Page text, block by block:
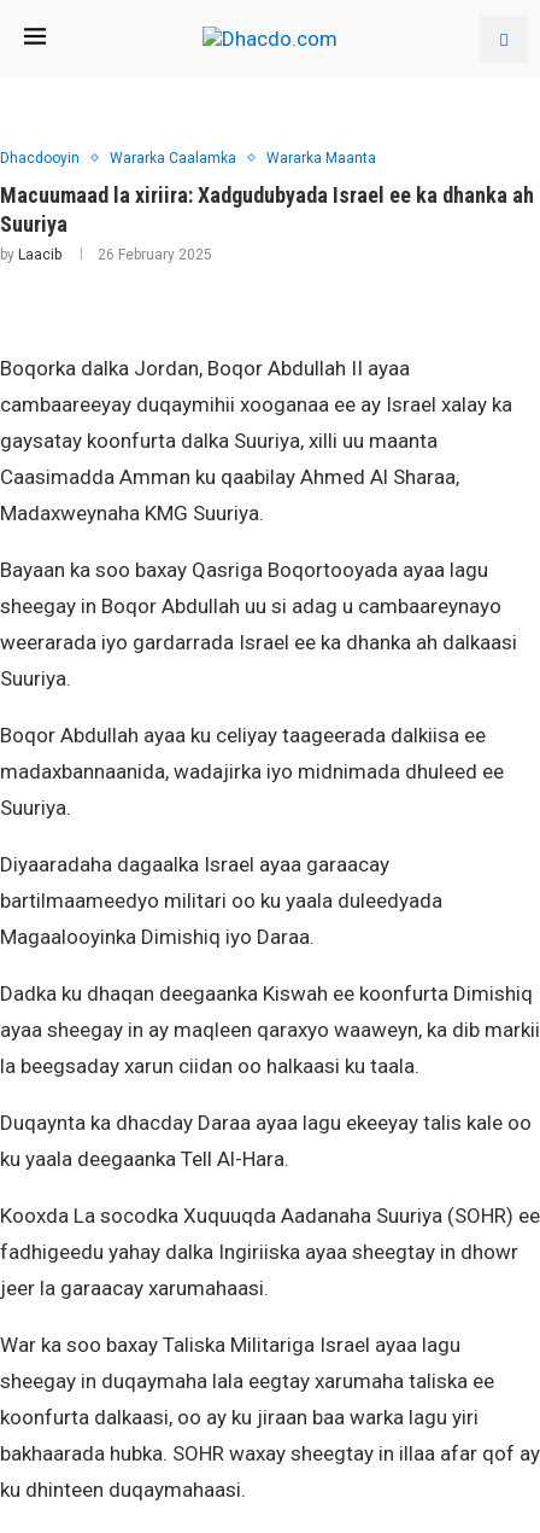
Dhacdooyin Wararka Caalamka Wararka Maanta
Macuumaad la xiriira: Xadgudubyada Israel ee ka dhanka ah
Suuriya
by Laacib 26 February 2025
Boqorka dalka Jordan, Boqor Abdullah II ayaa
cambaareeyay duqaymihii xooganaa ee ay Israel xalay ka
gaysatay koonfurta dalka Suuriya, xilli uu maanta
Caasimadda Amman ku qaabilay Ahmed Al Sharaa,
Madaxweynaha KMG Suuriya.
Bayaan ka soo baxay Qasriga Boqortooyada ayaa lagu
sheegay in Boqor Abdullah uu si adag u cambaareynayo
weerarada iyo gardarrada Israel ee ka dhanka ah dalkaasi
Suuriya.
Boqor Abdullah ayaa ku celiyay taageerada dalkiisa ee
madaxbannaanida, wadajirka iyo midnimada dhuleed ee
Suuriya.
Diyaaradaha dagaalka Israel ayaa garaacay
bartilmaameedyo militari oo ku yaala duleedyada
Magaalooyinka Dimishiq iyo Daraa.
Dadka ku dhaqan deegaanka Kiswah ee koonfurta Dimishiq
ayaa sheegay in ay maqleen qaraxyo waaweyn, ka dib markii
la beegsaday xarun ciidan oo halkaasi ku taala.
Duqaynta ka dhacday Daraa ayaa lagu ekeeyay talis kale oo
ku yaala deegaanka Tell Al-Hara.
Kooxda La socodka Xuquuqda Aadanaha Suuriya (SOHR) ee
fadhigeedu yahay dalka Ingiriiska ayaa sheegtay in dhowr
jeer la garaacay xarumahaasi.
War ka soo baxay Taliska Militariga Israel ayaa lagu
sheegay in duqaymaha lala eegtay xarumaha taliska ee
koonfurta dalkaasi, oo ay ku jiraan baa warka lagu yiri
bakhaarada hubka. SOHR waxay sheegtay in illaa afar qof ay
ku dhinteen duqaymahaasi.